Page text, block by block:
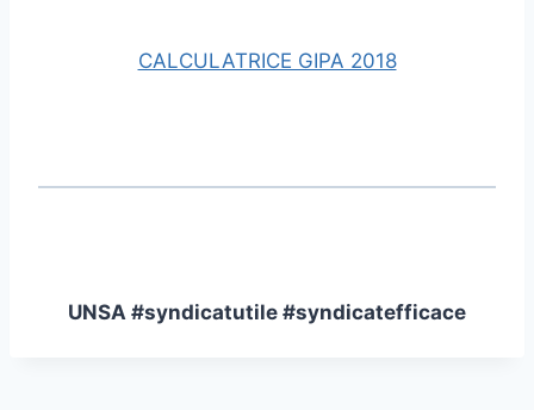
CALCULATRICE GIPA 2018
UNSA #syndicatutile #syndicatefficace